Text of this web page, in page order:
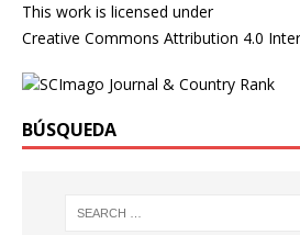
This work is licensed under
Creative Commons Attribution 4.0
BÚSQUEDA